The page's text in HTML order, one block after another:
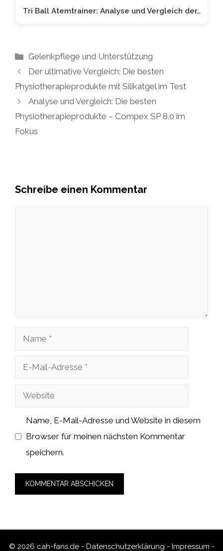
Tri Ball Atemtrainer: Analyse und Vergleich der…
Kategorien
Gelenkpflege und Unterstützung
Der ultimative Vergleich: Die besten
Physiotherapieprodukte mit Silikatgel im Test
Analyse und Vergleich: Die besten
Physiotherapieprodukte – Compex SP 8.0 im
Fokus
Schreibe einen Kommentar
Name
Adresse
Website
Name, E-Mail-Adresse und Website in diesem
Browser für meinen nächsten Kommentar
speichern.
© 2026 cah-fans.de - Datenschutzerklärung - Impressum -